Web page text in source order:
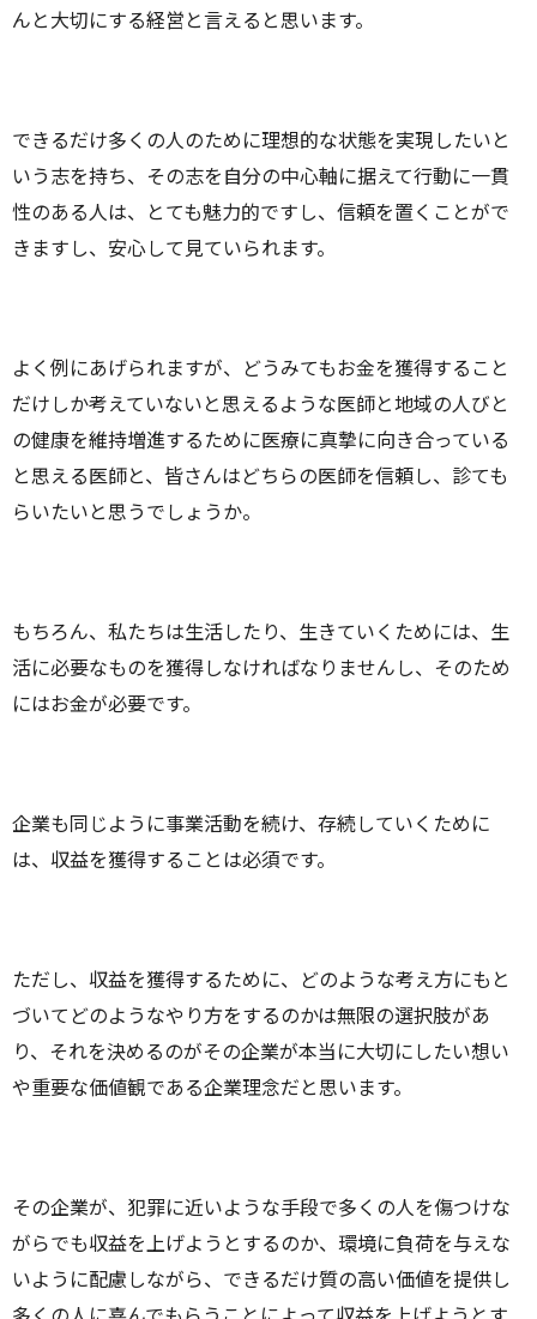
んと大切にする経営と言えると思います。
できるだけ多くの人のために理想的な状態を実現したいと
いう志を持ち、その志を自分の中心軸に据えて行動に一貫
性のある人は、とても魅力的ですし、信頼を置くことがで
きますし、安心して見ていられます。
よく例にあげられますが、どうみてもお金を獲得すること
だけしか考えていないと思えるような医師と地域の人びと
の健康を維持増進するために医療に真摯に向き合っている
と思える医師と、皆さんはどちらの医師を信頼し、診ても
らいたいと思うでしょうか。
もちろん、私たちは生活したり、生きていくためには、生
活に必要なものを獲得しなければなりませんし、そのため
にはお金が必要です。
企業も同じように事業活動を続け、存続していくために
は、収益を獲得することは必須です。
ただし、収益を獲得するために、どのような考え方にもと
づいてどのようなやり方をするのかは無限の選択肢があ
り、それを決めるのがその企業が本当に大切にしたい想い
や重要な価値観である企業理念だと思います。
その企業が、犯罪に近いような手段で多くの人を傷つけな
がらでも収益を上げようとするのか、環境に負荷を与えな
いように配慮しながら、できるだけ質の高い価値を提供し